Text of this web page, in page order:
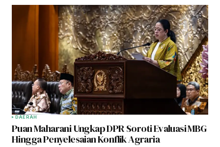
DAERAH
Puan Maharani Ungkap DPR Soroti Evaluasi MBG
Hingga Penyelesaian Konflik Agraria